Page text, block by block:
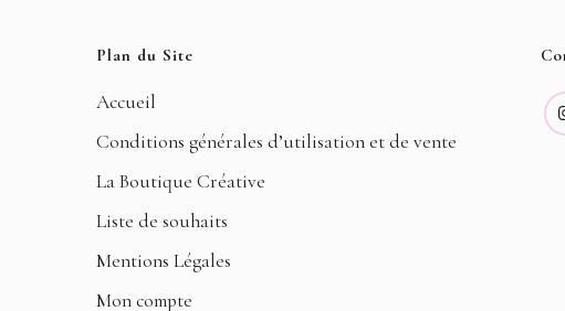
Plan du Site
Accueil
Conditions générales d’utilisation et de vente
La Boutique Créative
Liste de souhaits
Mentions Légales
Mon compte